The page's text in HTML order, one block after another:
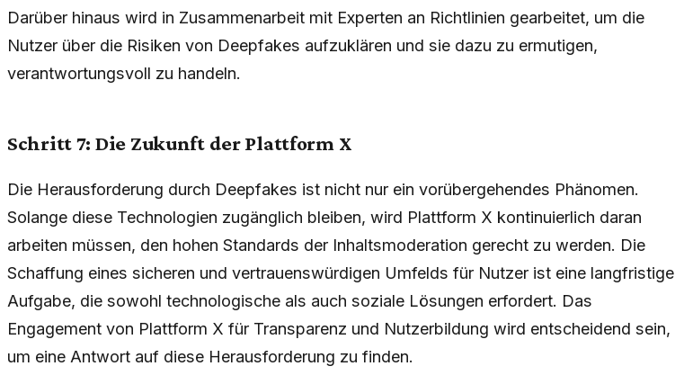
Darüber hinaus wird in Zusammenarbeit mit Experten an Richtlinien gearbeitet, um die
Nutzer über die Risiken von Deepfakes aufzuklären und sie dazu zu ermutigen,
verantwortungsvoll zu handeln.
Schritt 7: Die Zukunft der Plattform X
Die Herausforderung durch Deepfakes ist nicht nur ein vorübergehendes Phänomen.
Solange diese Technologien zugänglich bleiben, wird Plattform X kontinuierlich daran
arbeiten müssen, den hohen Standards der Inhaltsmoderation gerecht zu werden. Die
Schaffung eines sicheren und vertrauenswürdigen Umfelds für Nutzer ist eine langfristige
Aufgabe, die sowohl technologische als auch soziale Lösungen erfordert. Das
Engagement von Plattform X für Transparenz und Nutzerbildung wird entscheidend sein,
um eine Antwort auf diese Herausforderung zu finden.